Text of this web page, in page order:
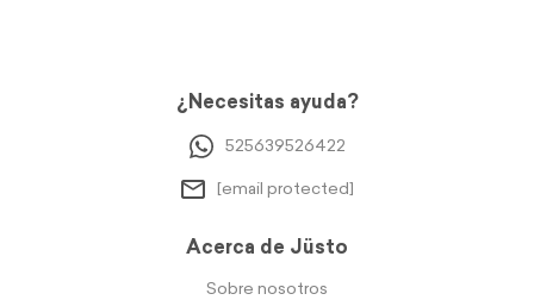
¿Necesitas ayuda?
525639526422
[email protected]
Acerca de Jüsto
Sobre nosotros